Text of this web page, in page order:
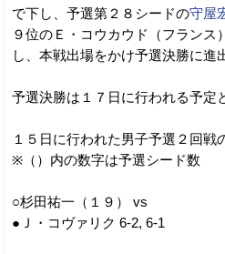
で下し、予選第２８シードの守屋
９位のＥ・コウカウド（フランス
し、本戦出場をかけ予選決勝に進
予選決勝は１７日に行われる予定
１５日に行われた男子予選２回戦
※（）内の数字は予選シード数
○杉田祐一（１９） vs
●Ｊ・コヴァリク 6-2, 6-1